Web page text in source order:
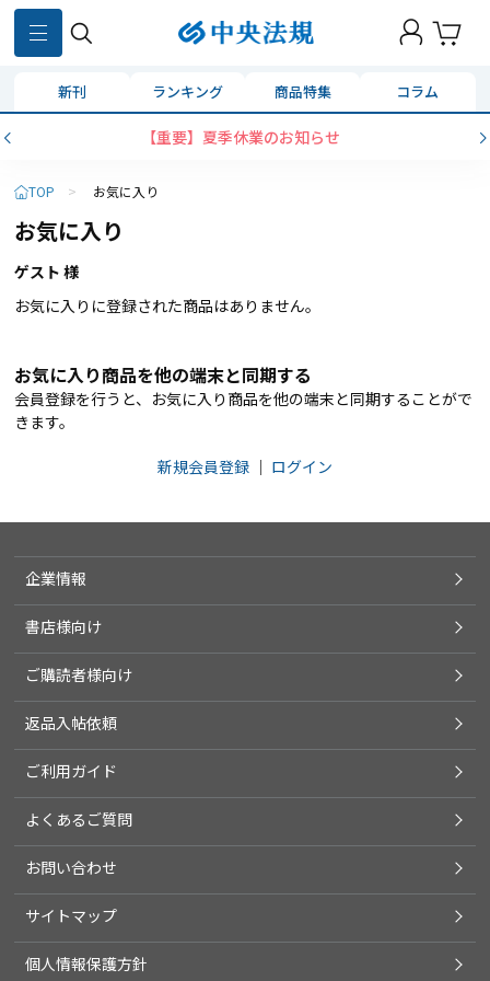
新刊 ランキング 商品特集 コラム
【重要】夏季休業のお知らせ
TOP > お気に入り
お気に入り
ゲスト 様
お気に入りに登録された商品はありません。
お気に入り商品を他の端末と同期する
会員登録を行うと、お気に入り商品を他の端末と同期することがで
きます。
新規会員登録 ｜ ログイン
企業情報
書店様向け
ご購読者様向け
返品入帖依頼
ご利用ガイド
よくあるご質問
お問い合わせ
サイトマップ
個人情報保護方針